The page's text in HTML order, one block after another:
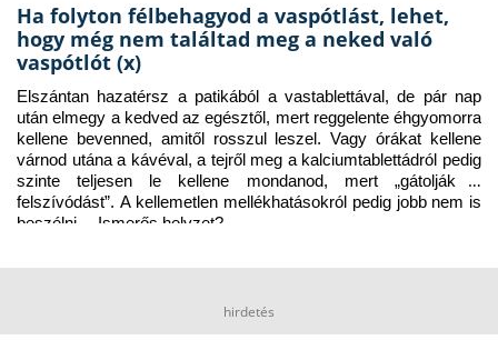
Ha folyton félbehagyod a vaspótlást, lehet,
hogy még nem találtad meg a neked való
vaspótlót (x)
Elszántan hazatérsz a patikából a vastablettával, de pár nap
után elmegy a kedved az egésztől, mert reggelente éhgyomorra
kellene bevenned, amitől rosszul leszel. Vagy órákat kellene
várnod utána a kávéval, a tejről meg a kalciumtablettádról pedig
szinte teljesen le kellene mondanod, mert „gátolják a
felszívódást”. A kellemetlen mellékhatásokról pedig jobb nem is
beszélni… Ismerős helyzet?
hirdetés